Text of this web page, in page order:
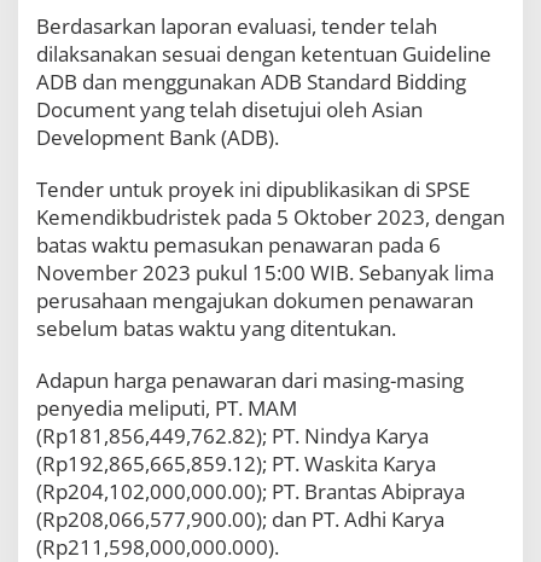
s
i
P
e
n
d
a
n
C
i
v
W
k
s
P
a
k
Berdasarkan laporan evaluasi, tender telah
dilaksanakan sesuai dengan ketentuan Guideline
ADB dan menggunakan ADB Standard Bidding
Document yang telah disetujui oleh Asian
Development Bank (ADB).
Tender untuk proyek ini dipublikasikan di SPSE
Kemendikbudristek pada 5 Oktober 2023, dengan
batas waktu pemasukan penawaran pada 6
November 2023 pukul 15:00 WIB. Sebanyak lima
perusahaan mengajukan dokumen penawaran
sebelum batas waktu yang ditentukan.
Adapun harga penawaran dari masing-masing
penyedia meliputi, PT. MAM
(Rp181,856,449,762.82); PT. Nindya Karya
(Rp192,865,665,859.12); PT. Waskita Karya
(Rp204,102,000,000.00); PT. Brantas Abipraya
(Rp208,066,577,900.00); dan PT. Adhi Karya
(Rp211,598,000,000.000).